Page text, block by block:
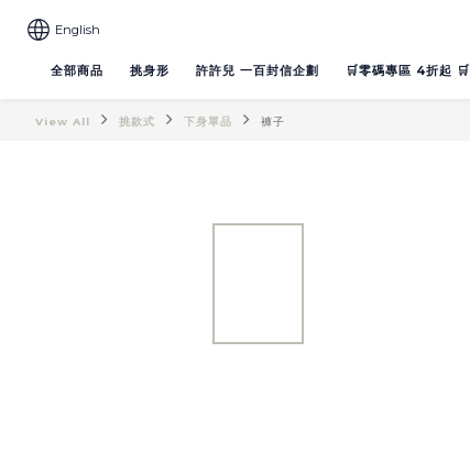
English
全部商品 挑身形 許許兒 一百封信企劃 🛒零碼專區 4折起 🛒
View All 挑款式 下身單品 褲子